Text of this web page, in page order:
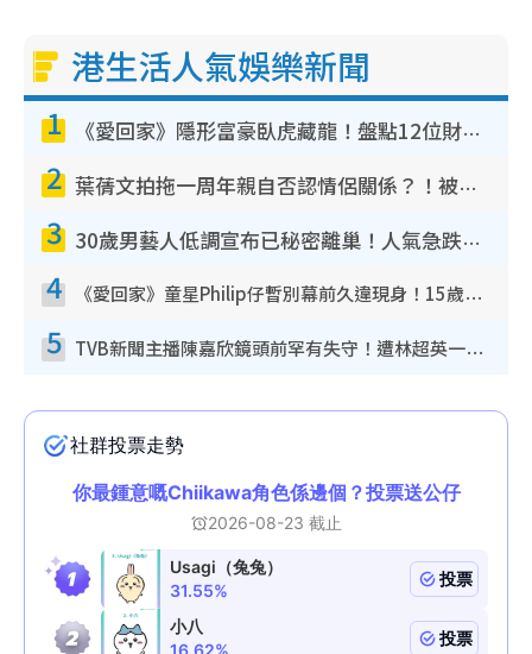
港生活人氣娛樂新聞
1 《愛回家》隱形富豪臥虎藏龍！盤點12位財氣逼人的有錢藝人：呢位靚女3億身家唔憂做
2 葉蒨文拍拖一周年親自否認情侶關係？！被質疑感情造假竟稱GM「普通同事」
3 30歲男藝人低調宣布已秘密離巢！人氣急跌變失蹤人口︰「這幾年過得並不容易」
4 《愛回家》童星Philip仔暫別幕前久違現身！15歲近況暴風長高蛻變帥氣少男
5 TVB新聞主播陳嘉欣鏡頭前罕有失守！遭林超英一句說話突襲嚇親當場大笑